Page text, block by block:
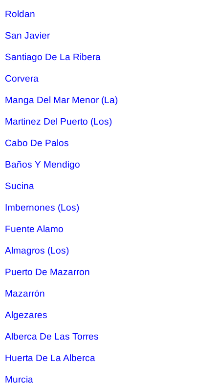
Roldan
San Javier
Santiago De La Ribera
Corvera
Manga Del Mar Menor (La)
Martinez Del Puerto (Los)
Cabo De Palos
Baños Y Mendigo
Sucina
Imbernones (Los)
Fuente Alamo
Almagros (Los)
Puerto De Mazarron
Mazarrón
Algezares
Alberca De Las Torres
Huerta De La Alberca
Murcia